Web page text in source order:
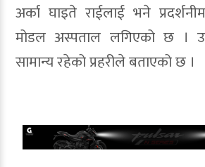
अर्का घाइते राईलाई भने
मोडल अस्पताल लगिएको छ ।
सामान्य रहेको प्रहरीले बताएको छ ।